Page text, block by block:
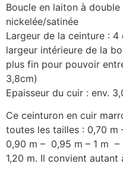
Boucle en laiton à
nickelée/satinée
Largeur de la ceinture :
largeur intérieure de la
plus fin pour pouvoir
3,8cm)
Epaisseur du cuir : env.
Ce ceinturon en cuir
toutes les tailles : 0,70 m
0,90 m – 0,95 m – 1 m –
1,20 m. Il convient autant